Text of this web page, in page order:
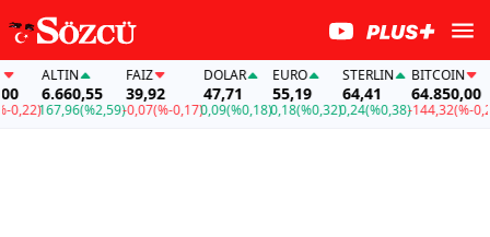
ALTIN
6.660,55
167,96(%2,59)
FAİZ
39,92
-0,07(%-0,17)
DOLAR
47,71
0,09(%0,18)
EURO
55,19
0,18(%0,32)
STERLIN
64,41
0,24(%0,38)
BITCOIN
64.850,00
-144,32(%-0,22)